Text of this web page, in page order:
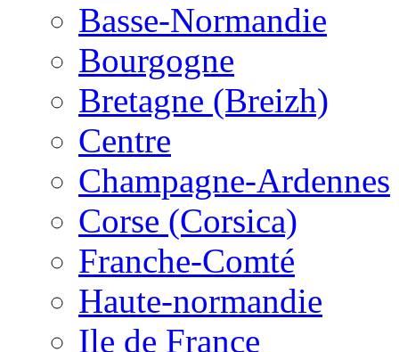
Basse-Normandie
Bourgogne
Bretagne (Breizh)
Centre
Champagne-Ardennes
Corse (Corsica)
Franche-Comté
Haute-normandie
Ile de France